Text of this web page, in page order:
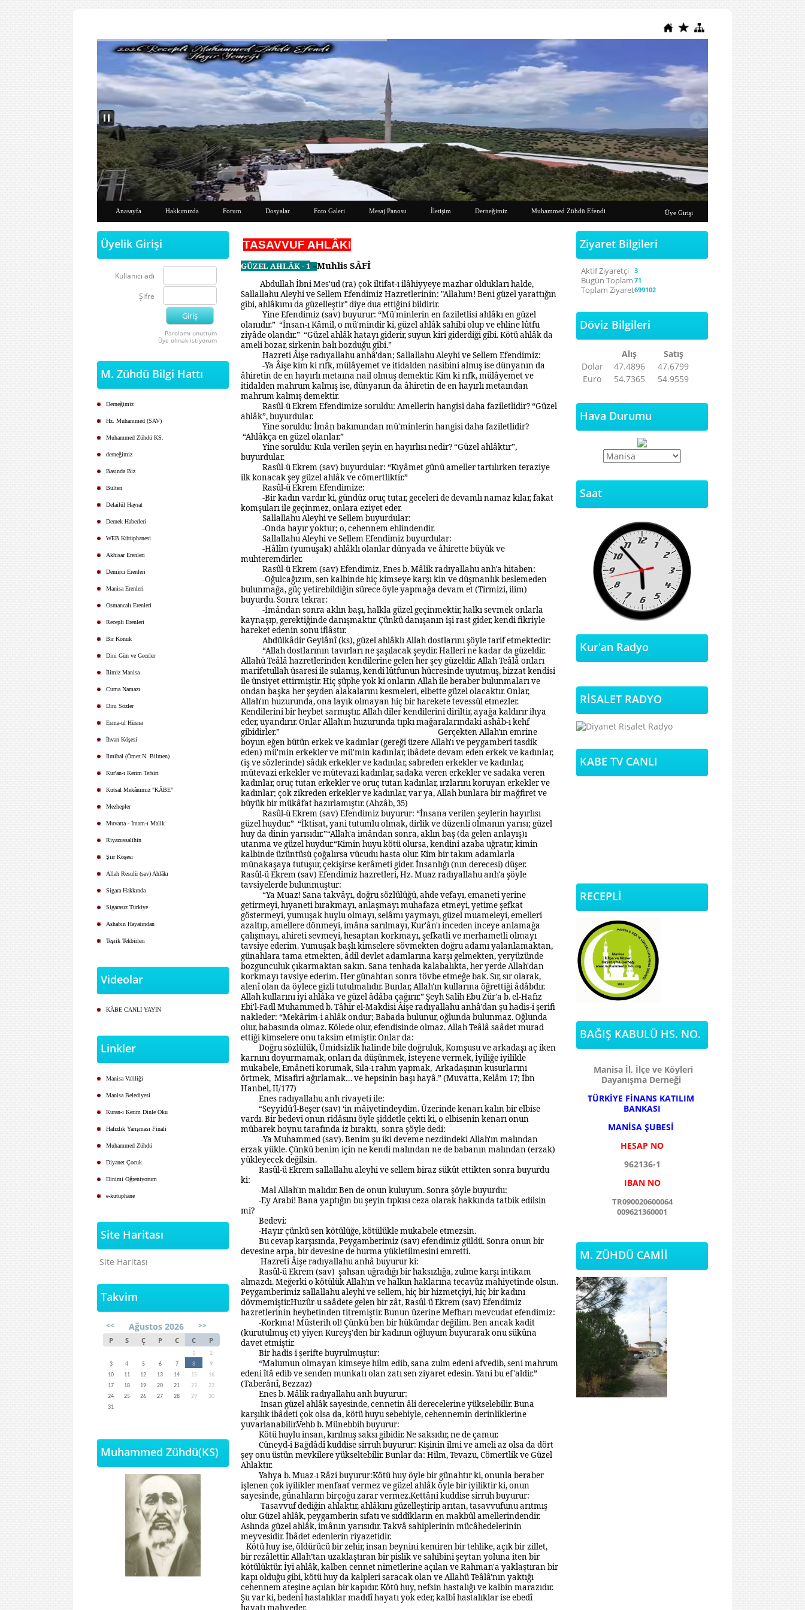
Anasayfa Hakkımızda Forum Dosyalar Foto Galeri Mesaj Panosu İletişim Derneğimiz Muhammed Zühdü Efendi Üye Girişi
Üyelik Girişi
Kullanıcı adı
Şifre
Parolamı unuttum
Üye olmak istiyorum
M. Zühdü Bilgi Hattı
Derneğimiz
Hz. Muhammed (SAV)
Muhammed Zühdü KS.
derneğimiz
Basında Biz
Bülten
Delailül Hayrat
Dernek Haberleri
WEB Kütüphanesi
Akhisar Erenleri
Demirci Erenleri
Manisa Erenleri
Osmancalı Erenleri
Recepli Erenleri
Bir Konuk
Dini Gün ve Geceler
İlimiz Manisa
Cuma Namazı
Dini Sözler
Esma-ul Hüsna
İhvan Köşesi
İlmihal (Ömer N. Bilmen)
Kur'an-ı Kerim Tefsiri
Kutsal Mekânımız "KÂBE"
Mezhepler
Muvatta - İmam-ı Malik
Riyazussalihin
Şiir Köşesi
Allah Resulü (sav) Ahlâkı
Sigara Hakkında
Sigarasız Türkiye
Ashabın Hayatından
Teşrik Tekbirleri
Videolar
KÂBE CANLI YAYIN
Linkler
Manisa Valiliği
Manisa Belediyesi
Kuran-ı Kerim Dinle Oku
Hafızlık Yarışması Finali
Muhammed Zühdü
Diyanet Çocuk
Dinimi Öğreniyorum
e-kütüphane
Site Haritası
Site Haritası
Takvim
<< Ağustos 2026 >>
P S Ç P C C P
1
2
3
4 5 6 7 8
9
10
11 12 13 14 15
16
17
18 19 20 21 22
23
24
25 26 27 28 29
30
31
Muhammed Zühdü(KS)
TASAVVUF AHLÂKI
GÜZEL AHLÂK -1 –Muhlis SÂFÎ
Abdullah İbni Mes'ud (ra) çok iltifat-ı ilâhiyyeye mazhar oldukları halde,
Sallallahu Aleyhi ve Sellem Efendimiz Hazretlerinin: "Allahım! Beni güzel yarattığın
gibi, ahlâkımı da güzelleştir" diye dua ettiğini bildirir.
Yine Efendimiz (sav) buyurur: “Mü'minlerin en faziletlisi ahlâkı en güzel
olanıdır.” “İnsan-ı Kâmil, o mü'mindir ki, güzel ahlâk sahibi olup ve ehline lûtfu
ziyâde olandır.” “Güzel ahlâk hatayı giderir, suyun kiri giderdiği gibi. Kötü ahlâk da
ameli bozar, sirkenin balı bozduğu gibi.”
Hazreti Âişe radıyallahu anhâ'dan; Sallallahu Aleyhi ve Sellem Efendimiz:
-Ya Âişe kim ki rıfk, mülâyemet ve itidalden nasibini almış ise dünyanın da
âhiretin de en hayırlı metaına nail olmuş demektir. Kim ki rıfk, mülâyemet ve
itidalden mahrum kalmış ise, dünyanın da âhiretin de en hayırlı metaından
mahrum kalmış demektir.
Rasûl-ü Ekrem Efendimize soruldu: Amellerin hangisi daha faziletlidir?“Güzel
ahlâk”, buyurdular.
Yine soruldu: İmân bakımından mü'minlerin hangisi daha faziletlidir?
“Ahlâkça en güzel olanlar.”
Yine soruldu: Kula verilen şeyin en hayırlısı nedir?“Güzel ahlâktır”,
buyurdular.
Rasûl-ü Ekrem (sav) buyurdular: “Kıyâmet günü ameller tartılırken teraziye
ilk konacak şey güzel ahlâk ve cömertliktir.”
Rasûl-ü Ekrem Efendimize:
-Bir kadın vardır ki, gündüz oruç tutar, geceleri de devamlı namaz kılar, fakat
komşuları ile geçinmez, onlara eziyet eder.
Sallallahu Aleyhi ve Sellem buyurdular:
-Onda hayır yoktur; o, cehennem ehlindendir.
Sallallahu Aleyhi ve Sellem Efendimiz buyurdular:
-Hâlîm (yumuşak) ahlâklı olanlar dünyada ve âhirette büyük ve
muhteremdirler.
Rasûl-ü Ekrem (sav) Efendimiz,Enes b. Mâlik radıyallahu anh'a hitaben:
-Oğulcağızım, sen kalbinde hiç kimseye karşı kin ve düşmanlık beslemeden
bulunmağa, güç yetirebildiğin sürece öyle yapmağa devam et (Tirmizi, ilim)
buyurdu. Sonra tekrar:
-İmândan sonra aklın başı, halkla güzel geçinmektir, halkı sevmek onlarla
kaynaşıp, gerektiğinde danışmaktır. Çünkü danışanın işi rast gider, kendi fikriyle
hareket edenin sonu iflâstır.
Abdülkâdir Geylânî (ks), güzel ahlâklı Allah dostlarını şöyle tarif etmektedir:
“Allah dostlarının tavırları ne şaşılacak şeydir. Halleri ne kadar da güzeldir.
Allahü Teâlâ hazretlerinden kendilerine gelen her şey güzeldir. Allah Teâlâ onları
marifetullah üsaresi ile sulamış, kendi lûtfunun hücresinde uyutmuş, bizzat kendisi
ile ünsiyet ettirmiştir. Hiç şüphe yok ki onların Allah ile beraber bulunmaları ve
ondan başka her şeyden alakalarını kesmeleri, elbette güzel olacaktır. Onlar,
Allah'ın huzurunda, ona layık olmayan hiç bir harekete tevessül etmezler.
Kendilerini bir heybet sarmıştır. Allah diler kendilerini diriltir, ayağa kaldırır ihya
eder, uyandırır. Onlar Allah'ın huzurunda tıpkı mağaralarındaki ashâb-ı kehf
gibidirler.”
Gerçekten Allah'ın emrine
boyun eğen bütün erkek ve kadınlar (gereği üzere Allah'ı ve peygamberi tasdik
eden) mü'min erkekler ve mü'min kadınlar, ibâdete devam eden erkek ve kadınlar,
(iş ve sözlerinde) sâdık erkekler ve kadınlar, sabreden erkekler ve kadınlar,
mütevazi erkekler ve mütevazi kadınlar, sadaka veren erkekler ve sadaka veren
kadınlar, oruç tutan erkekler ve oruç tutan kadınlar, ırzlarını koruyan erkekler ve
kadınlar; çok zikreden erkekler ve kadınlar, var ya, Allah bunlara bir mağfiret ve
büyük bir mükâfat hazırlamıştır. (Ahzâb, 35)
Rasûl-ü Ekrem (sav) Efendimiz buyurur: “İnsana verilen şeylerin hayırlısı
güzel huydur.” “İktisat, yani tutumlu olmak, dirlik ve düzenli olmanın yarısı; güzel
huy da dinin yarısıdır.”“Allah'a imândan sonra, aklın baş (da gelen anlayış)ı
utanma ve güzel huydur.“Kimin huyu kötü olursa, kendini azaba uğratır, kimin
kalbinde üzüntüsü çoğalırsa vücudu hasta olur. Kim bir takım adamlarla
münakaşaya tutuşur, çekişirse kerâmeti gider. İnsanlığı (nın derecesi) düşer.
Rasûl-ü Ekrem (sav) Efendimiz hazretleri, Hz. Muaz radıyallahu anh'a şöyle
tavsiyelerde bulunmuştur:
“Ya Muaz! Sana takvâyı, doğru sözlülüğü, ahde vefayı, emaneti yerine
getirmeyi, hıyaneti bırakmayı, anlaşmayı muhafaza etmeyi, yetime şefkat
göstermeyi, yumuşak huylu olmayı, selâmı yaymayı, güzel muameleyi, emelleri
azaltıp, amellere dönmeyi, imâna sarılmayı, Kur'ân'ı inceden inceye anlamağa
çalışmayı, ahireti sevmeyi, hesaptan korkmayı, şefkatli ve merhametli olmayı
tavsiye ederim. Yumuşak başlı kimselere sövmekten doğru adamı yalanlamaktan,
günahlara tama etmekten, âdil devlet adamlarına karşı gelmekten, yeryüzünde
bozgunculuk çıkarmaktan sakın. Sana tenhada kalabalıkta, her yerde Allah'dan
korkmayı tavsiye ederim. Her günahtan sonra tövbe etmeğe bak. Sır, sır olarak,
alenî olan da öylece gizli tutulmalıdır. Bunlar, Allah'ın kullarına öğrettiği âdâbdır.
Allah kullarını iyi ahlâka ve güzel âdâba çağırır.”Şeyh Salih Ebu Zür'a b. el-Hafız
Ebi'l-Fadl Muhammed b. Tâhir el-Makdisi Âişe radıyallahu anhâ'dan şu hadis-i şerifi
nakleder: “Mekârim-i ahlâk ondur; Babada bulunur, oğlunda bulunmaz. Oğlunda
olur, babasında olmaz. Kölede olur, efendisinde olmaz. Allah Teâlâ saâdet murad
ettiği kimselere onu taksim etmiştir. Onlar da:
Doğru sözlülük, Ümidsizlik halinde bile doğruluk,Komşusu ve arkadaşı aç iken
karnını doyurmamak, onları da düşünmek,İsteyene vermek,İyiliğe iyilikle
mukabele,Emâneti korumak,Sıla-ı rahm yapmak, Arkadaşının kusurlarını
örtmek, Misafiri ağırlamak… ve hepsinin başı hayâ.” (Muvatta, Kelâm 17; İbn
Hanbel, II/177)
Enes radıyallahu anh rivayeti ile:
“Seyyidü'l-Beşer (sav) ‘in mâiyetindeydim. Üzerinde kenarı kalın bir elbise
vardı. Bir bedevi onun ridâsını öyle şiddetle çekti ki, o elbisenin kenarı onun
mübarek boynu tarafında iz bıraktı, sonra şöyle dedi:
-Ya Muhammed (sav). Benim şu iki deveme nezdindeki Allah'ın malından
erzak yükle. Çünkü benim için ne kendi malından ne de babanın malından (erzak)
yükleyecek değilsin.
Rasûl-ü Ekrem sallallahu aleyhi ve sellem biraz sükût ettikten sonra buyurdu
ki:
-Mal Allah'ın malıdır. Ben de onun kuluyum.Sonra şöyle buyurdu:
-Ey Arabi! Bana yaptığın bu şeyin tıpkısı ceza olarak hakkında tatbik edilsin
mi?
Bedevi:
-Hayır çünkü sen kötülüğe, kötülükle mukabele etmezsin.
Bu cevap karşısında, Peygamberimiz (sav) efendimiz güldü. Sonra onun bir
devesine arpa, bir devesine de hurma yükletilmesini emretti.
Hazreti Âişe radıyallahu anhâ buyurur ki:
Rasûl-ü Ekrem (sav) şahsan uğradığı bir haksızlığa, zulme karşı intikam
almazdı. Meğerki o kötülük Allah'ın ve halkın haklarına tecavüz mahiyetinde olsun.
Peygamberimiz sallallahu aleyhi ve sellem, hiç bir hizmetçiyi, hiç bir kadını
dövmemiştir.Huzûr-u saâdete gelen bir zât, Rasûl-ü Ekrem (sav) Efendimiz
hazretlerinin heybetinden titremiştir. Bunun üzerine Mefharı mevcudat efendimiz:
-Korkma! Müsterih ol! Çünkü ben bir hükümdar değilim. Ben ancak kadit
(kurutulmuş et) yiyen Kureyş'den bir kadının oğluyum buyurarak onu sükûna
davet etmiştir.
Bir hadis-i şerifte buyrulmuştur:
“Malumun olmayan kimseye hilm edib, sana zulm edeni afvedib, seni mahrum
edeni îtâ edib ve senden munkatı olan zatı sen ziyaret edesin. Yani bu ef'aldir.”
(Taberânî, Bezzaz)
Enes b. Mâlik radıyallahu anh buyurur:
İnsan güzel ahlâk sayesinde, cennetin âli derecelerine yükselebilir. Buna
karşılık ibâdeti çok olsa da, kötü huyu sebebiyle, cehennemin derinliklerine
yuvarlanabilir.Vehb b. Münebbih buyurur:
Kötü huylu insan, kırılmış saksı gibidir. Ne saksıdır, ne de çamur.
Cüneyd-i Bağdâdî kuddise sirruh buyurur: Kişinin ilmi ve ameli az olsa da dört
şey onu üstün mevkilere yükseltebilir. Bunlar da: Hilm, Tevazu, Cömertlik ve Güzel
Ahlaktır.
Yahya b. Muaz-ı Râzi buyurur:Kötü huy öyle bir günahtır ki, onunla beraber
işlenen çok iyilikler menfaat vermez ve güzel ahlâk öyle bir iyiliktir ki, onun
sayesinde, günahların birçoğu zarar vermez.Kettâni kuddise sirruh buyurur:
Tasavvuf dediğin ahlaktır, ahlâkını güzelleştirip arıtan, tasavvufunu arıtmış
olur.Güzel ahlâk, peygamberin sıfatı ve sıddîkların en makbûl amellerindendir.
Aslında güzel ahlâk, imânın yarısıdır. Takvâ sahiplerinin mücâhedelerinin
meyvesidir. İbâdet edenlerin riyazetidir.
Kötü huy ise, öldürücü bir zehir, insan beynini kemiren bir tehlike, açık bir zillet,
bir rezâlettir. Allah’tan uzaklaştıran bir pislik ve sahibini şeytan yoluna iten bir
kötülüktür. İyi ahlâk, kalben cennet nimetlerine açılan ve Rahman'a yaklaştıran bir
kapı olduğu gibi, kötü huy da kalpleri saracak olan ve Allahü Teâlâ'nın yaktığı
cehennem ateşine açılan bir kapıdır. Kötü huy, nefsin hastalığı ve kalbin marazıdır.
Şu var ki, bedenî hastalıklar maddî hayatı yok eder, kalbî hastalıklar ise ebedî
hayatı mahveder.
Ziyaret Bilgileri
Aktif Ziyaretçi 3
Bugün Toplam 71
Toplam Ziyaret699102
Döviz Bilgileri
Alış
Satış
Dolar
47.4896
47.6799
Euro
54.7365 54.9559
Hava Durumu
Saat
Kur'an Radyo
RİSALET RADYO
KABE TV CANLI
RECEPLİ
BAĞIŞ KABULÜ HS. NO.
Manisa İl, İlçe ve Köyleri
Dayanışma Derneği
TÜRKİYE FİNANS KATILIM
BANKASI
MANİSA ŞUBESİ
HESAP NO
962136-1
IBAN NO
TR090020600064
009621360001
M. ZÜHDÜ CAMİİ